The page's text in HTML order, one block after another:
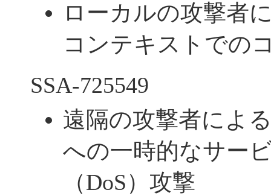
ローカルの攻撃者
コンテキストでの
SSA-725549
遠隔の攻撃者によ
への一時的なサー
（DoS）攻撃